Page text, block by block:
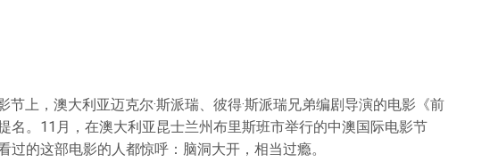
上，澳大利亚迈克尔·斯派瑞、彼得·斯派瑞兄弟编剧导演的电影《前
名。11月，在澳大利亚昆士兰州布里斯班市举行的中澳国际电影节
过的这部电影的人都惊呼：脑洞大开，相当过瘾。